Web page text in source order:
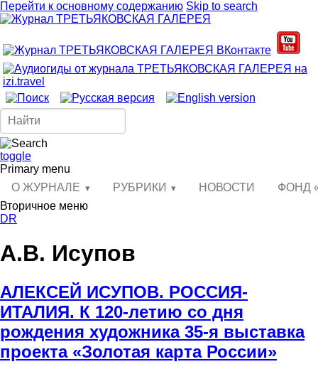
Перейти к основному содержанию Skip to search
toggle
Primary menu
О ЖУРНАЛЕ
РУБРИКИ НОВОСТИ
ФОНД
Вторичное меню
DR
А.В. Исупов
АЛЕКСЕЙ ИСУПОВ. РОССИЯ-
ИТАЛИЯ. К 120-летию со дня
рождения художника 35-я выставка
проекта «Золотая карта России»